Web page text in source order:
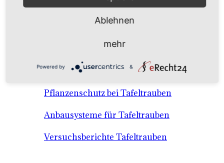
Anbausysteme & Recht
Tafeltrauben A-Z Sortenbeschreibungen
Tafeltraubenanbau - rechtliche
Voraussetzungen
Pflanzenschutz bei Tafeltrauben
Anbausysteme für Tafeltrauben
Versuchsberichte Tafeltrauben
Ablehnen
mehr
Powered by &